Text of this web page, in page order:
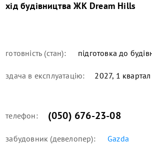
хід будівництваЖК Dream Hills
готовність (стан): підготовка до
здача в експлуатацію: 2027, 1 квартал
телефон: (050) 676-23-08
забудовник (девелопер): Gazda